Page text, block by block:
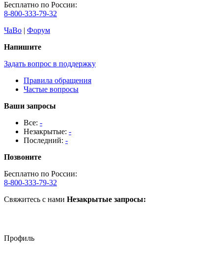
Бесплатно по России:
8-800-333-79-32
ЧаВо | Форум
Напишите
Задать вопрос в поддержку
Правила обращения
Частые вопросы
Ваши запросы
Все: -
Незакрытые: -
Последний: -
Позвоните
Бесплатно по России:
8-800-333-79-32
Свяжитесь с нами Незакрытые запросы:
Профиль